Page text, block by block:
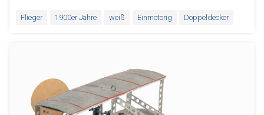
Flieger 1900er Jahre weiß Einmotorig Doppeldecker